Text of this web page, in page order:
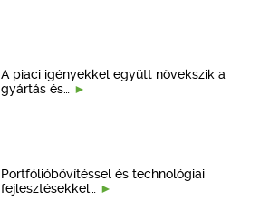
A piaci igényekkel együtt növekszik a
gyártás és…
Portfólióbővítéssel és technológiai
fejlesztésekkel…